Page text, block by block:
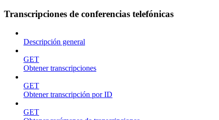
Transcripciones de conferencias telefónicas
Descripción general
GET
Obtener transcripciones
GET
Obtener transcripción por ID
GET